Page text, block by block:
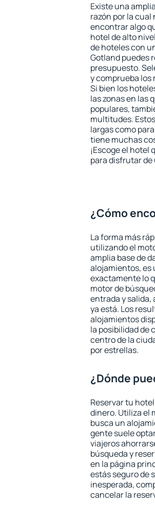
Existe una
razón por la
encontrar algo
hotel de alto
de hoteles con
Gotland puedes
presupuesto.
y comprueba los
Si bien los
las zonas en las
populares,
multitudes.
largas como
tiene muchas
¡Escoge el hotel
para disfrutar de
¿Cómo
La forma más
utilizando el
amplia base de
alojamientos, es
exactamente lo
motor de
entrada y salida,
ya está. Los
alojamientos
la posibilidad de
centro de la
por estrellas.
¿Dónde
Reservar tu
dinero. Utiliza el
busca un
gente suele
viajeros
búsqueda y
en la página
estás seguro de
inesperada,
cancelar la